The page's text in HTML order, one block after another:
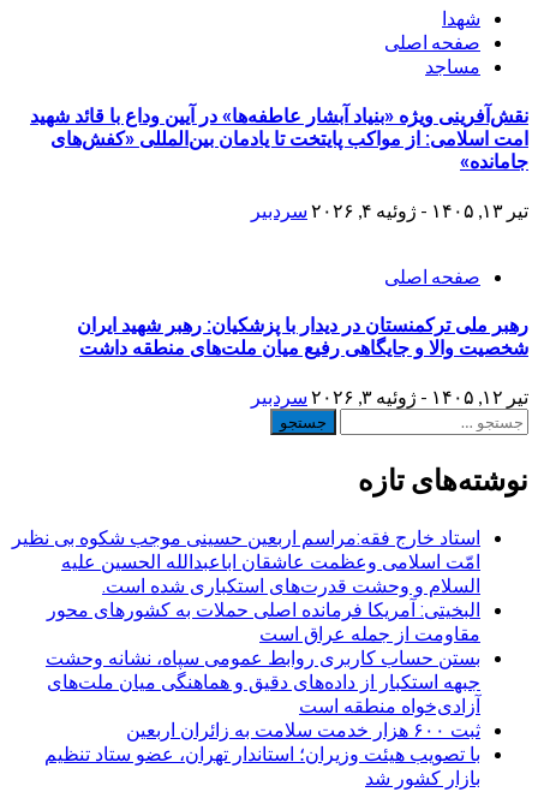
شهدا
صفحه اصلی
مساجد
نقش‌آفرینی ویژه «بنیاد آبشار عاطفه‌ها» در آیین وداع با قائد شهید
امت اسلامی: از مواکب پایتخت تا یادمان بین‌المللی «کفش‌های
جامانده»
تیر ۱۳, ۱۴۰۵ - ژوئیه ۴, ۲۰۲۶ سردبیر
صفحه اصلی
رهبر ملی ترکمنستان در دیدار با پزشکیان: رهبر شهید ایران
شخصیت والا و جایگاهی رفیع میان ملت‌های منطقه داشت
تیر ۱۲, ۱۴۰۵ - ژوئیه ۳, ۲۰۲۶
سردبیر
جستجو
نوشته‌های تازه
استاد خارج فقه:مراسم اربعین حسینی موجب شکوه بی نظیر
امّت اسلامی وعظمت عاشقان اباعبدالله الحسین علیه
السلام و وحشت قدرت‌های استکباری شده است.
البخیتی: آمریکا فرمانده اصلی حملات به کشورهای محور
مقاومت از جمله عراق است
بستن حساب کاربری روابط عمومی سپاه، نشانه‌ وحشت
جبهه استکبار از داده‌های دقیق و هماهنگی میان ملت‌های
آزادی‌خواه منطقه است
ثبت ۶۰۰ هزار خدمت سلامت به زائران اربعین
با تصویب هیئت وزیران؛ استاندار تهران، عضو ستاد تنظیم
بازار کشور شد